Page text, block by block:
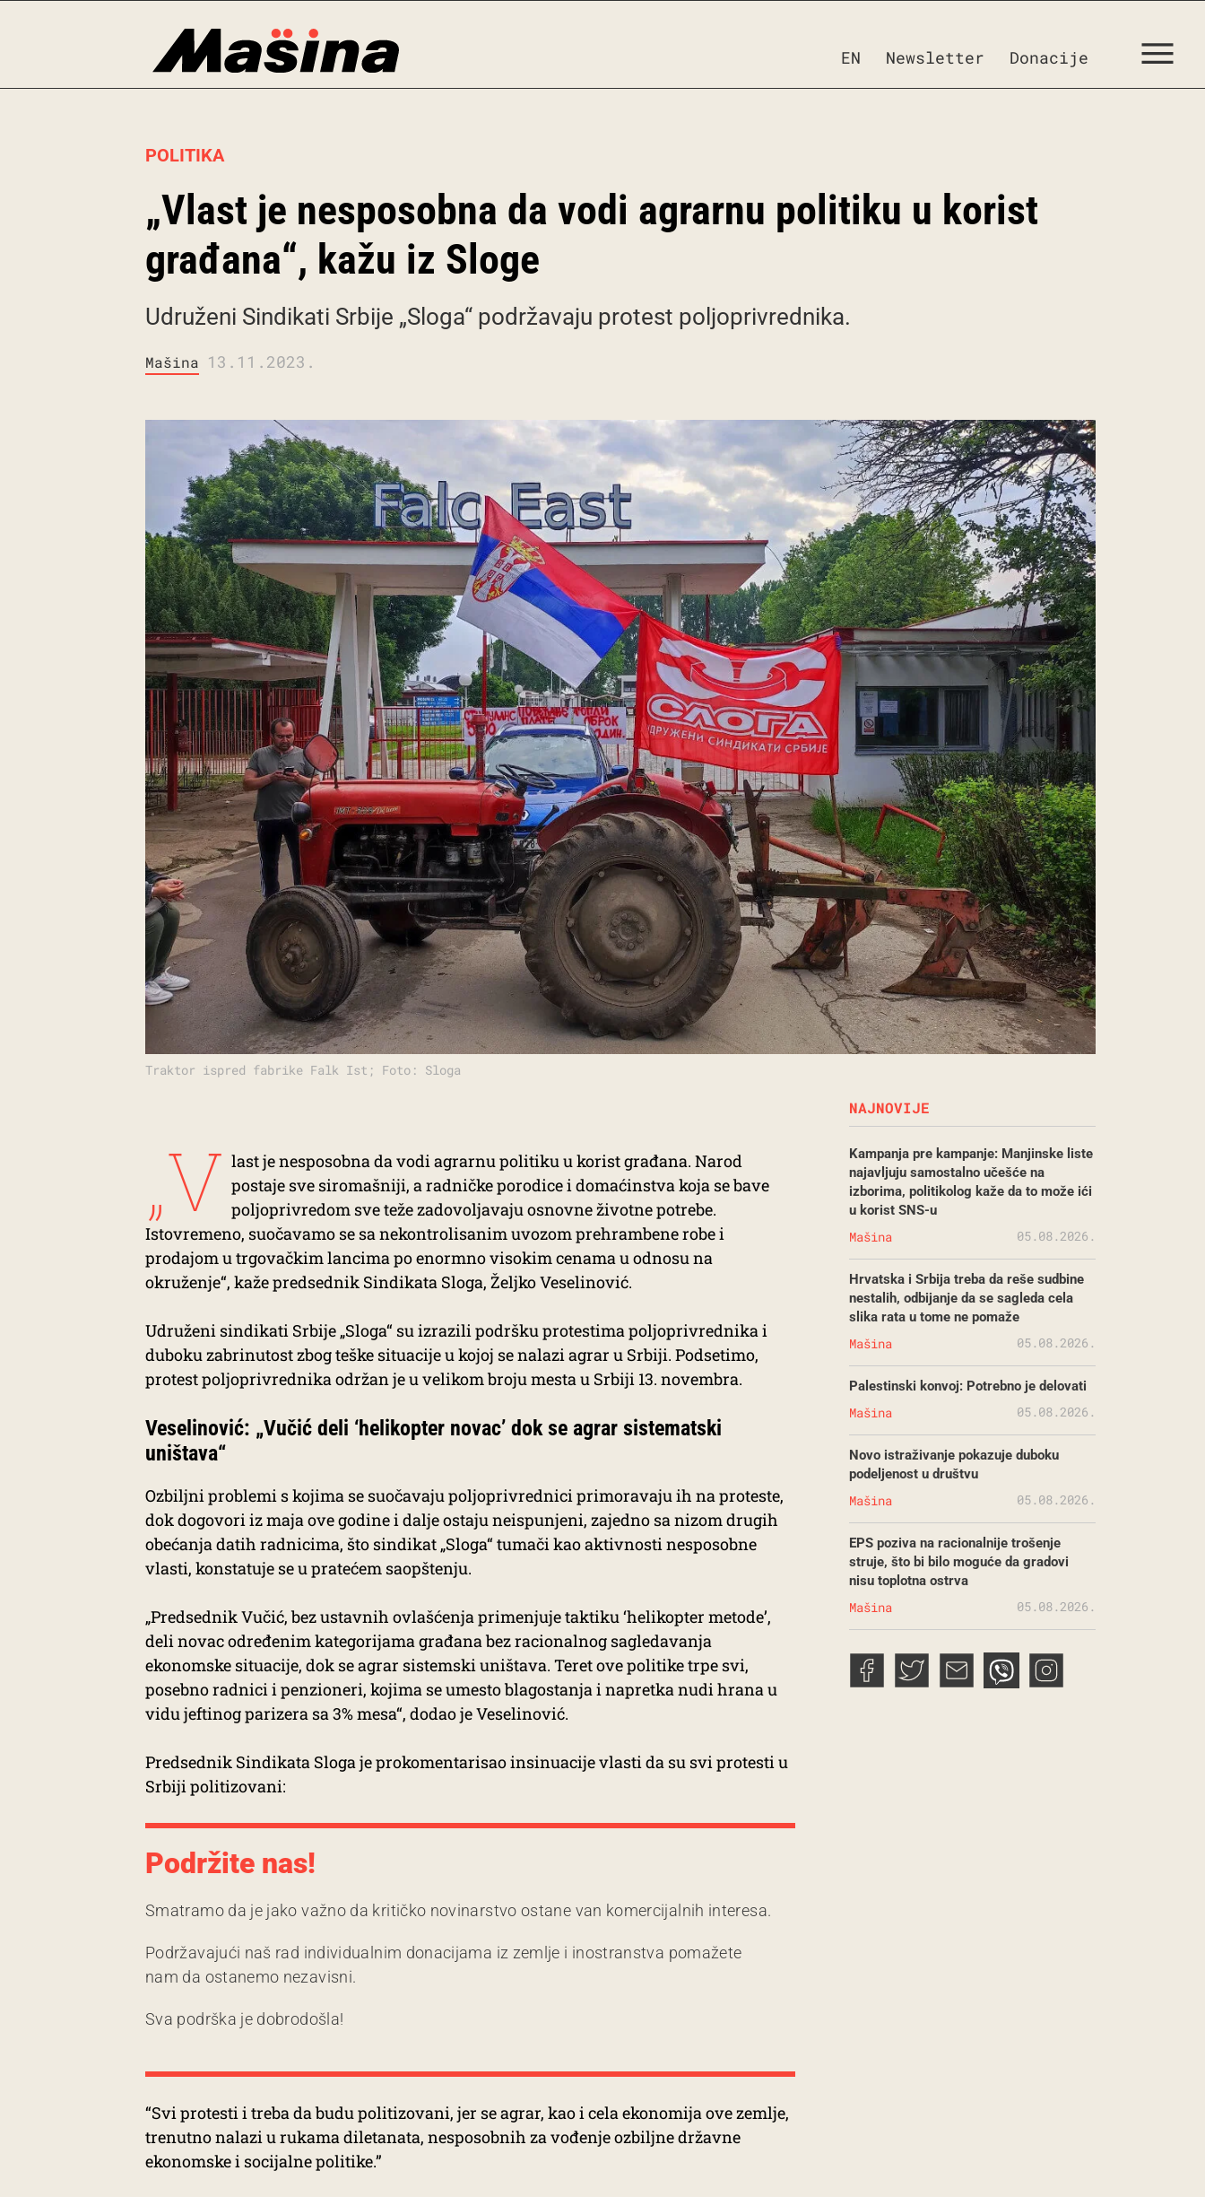
EN Newsletter Donacije
POLITIKA
„Vlast je nesposobna da vodi agrarnu politiku u korist
građana“, kažu iz Sloge
Udruženi Sindikati Srbije „Sloga“ podržavaju protest poljoprivrednika.
Mašina 13.11.2023.
Traktor ispred fabrike Falk Ist; Foto: Sloga
„V last je nesposobna da vodi agrarnu politiku u korist građana. Narod
postaje sve siromašniji, a radničke porodice i domaćinstva koja se bave
poljoprivredom sve teže zadovoljavaju osnovne životne potrebe.
Istovremeno, suočavamo se sa nekontrolisanim uvozom prehrambene robe i
prodajom u trgovačkim lancima po enormno visokim cenama u odnosu na
okruženje“, kaže predsednik Sindikata Sloga, Željko Veselinović.
Udruženi sindikati Srbije „Sloga“ su izrazili podršku protestima poljoprivrednika i
duboku zabrinutost zbog teške situacije u kojoj se nalazi agrar u Srbiji. Podsetimo,
protest poljoprivrednika održan je u velikom broju mesta u Srbiji 13. novembra.
Veselinović: „Vučić deli ‘helikopter novac’ dok se agrar sistematski
uništava“
Ozbiljni problemi s kojima se suočavaju poljoprivrednici primoravaju ih na proteste,
dok dogovori iz maja ove godine i dalje ostaju neispunjeni, zajedno sa nizom drugih
obećanja datih radnicima, što sindikat „Sloga“ tumači kao aktivnosti nesposobne
vlasti, konstatuje se u pratećem saopštenju.
„Predsednik Vučić, bez ustavnih ovlašćenja primenjuje taktiku ‘helikopter metode’,
deli novac određenim kategorijama građana bez racionalnog sagledavanja
ekonomske situacije, dok se agrar sistemski uništava. Teret ove politike trpe svi,
posebno radnici i penzioneri, kojima se umesto blagostanja i napretka nudi hrana u
vidu jeftinog parizera sa 3% mesa“, dodao je Veselinović.
Predsednik Sindikata Sloga je prokomentarisao insinuacije vlasti da su svi protesti u
Srbiji politizovani:
Podržite nas!
Smatramo da je jako važno da kritičko novinarstvo ostane van komercijalnih interesa.
Podržavajući naš rad individualnim donacijama iz zemlje i inostranstva pomažete
nam da ostanemo nezavisni.
Sva podrška je dobrodošla!
“Svi protesti i treba da budu politizovani, jer se agrar, kao i cela ekonomija ove zemlje,
trenutno nalazi u rukama diletanata, nesposobnih za vođenje ozbiljne državne
ekonomske i socijalne politike.”
NAJNOVIJE
Kampanja pre kampanje: Manjinske liste
najavljuju samostalno učešće na
izborima, politikolog kaže da to može ići
u korist SNS-u
Mašina 05.08.2026.
Hrvatska i Srbija treba da reše sudbine
nestalih, odbijanje da se sagleda cela
slika rata u tome ne pomaže
Mašina 05.08.2026.
Palestinski konvoj: Potrebno je delovati
Mašina 05.08.2026.
Novo istraživanje pokazuje duboku
podeljenost u društvu
Mašina 05.08.2026.
EPS poziva na racionalnije trošenje
struje, što bi bilo moguće da gradovi
nisu toplotna ostrva
Mašina 05.08.2026.